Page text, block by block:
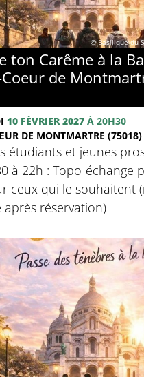
© Basilique du
ton Carême à la
Coeur de
10 FÉVRIER 2027 À 20H30
DE MONTMARTRE (75018)
étudiants et jeunes
à 22h : Topo-échange
ceux qui le souhaitent
après réservation)